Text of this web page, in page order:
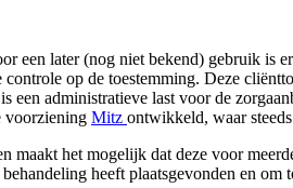
een later (nog niet bekend) gebruik is
op de toestemming. Deze
administratieve last voor de
voorziening Mitz ontwikkeld, waar
het mogelijk dat deze voor
heeft plaatsgevonden en